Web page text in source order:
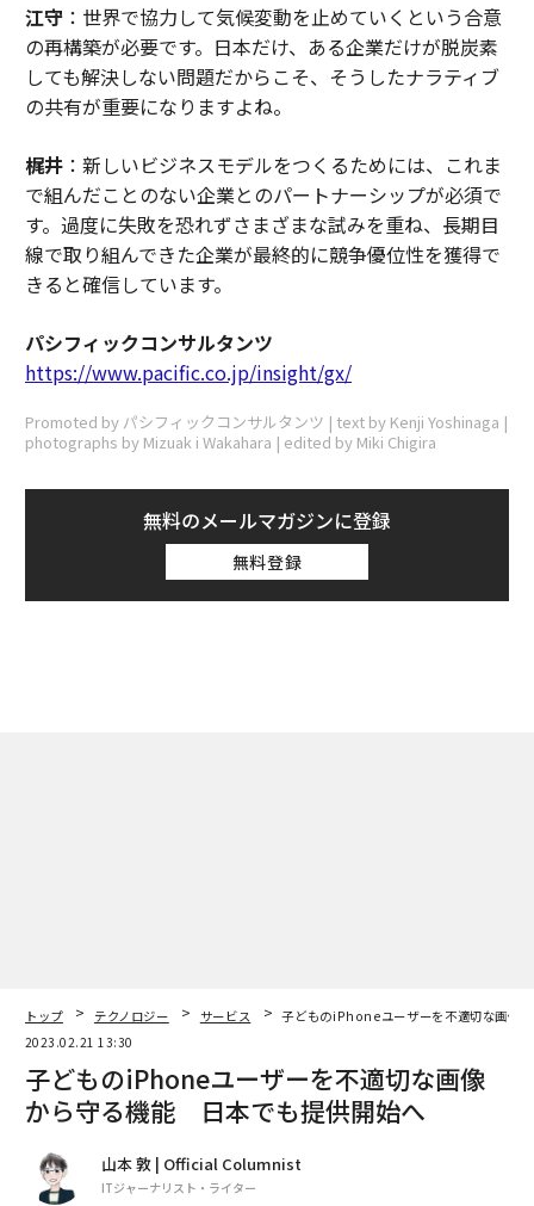
江守：世界で協力して気候変動を止めていくという合意
の再構築が必要です。日本だけ、ある企業だけが脱炭素
しても解決しない問題だからこそ、そうしたナラティブ
の共有が重要になりますよね。
梶井：新しいビジネスモデルをつくるためには、これま
で組んだことのない企業とのパートナーシップが必須で
す。過度に失敗を恐れずさまざまな試みを重ね、長期目
線で取り組んできた企業が最終的に競争優位性を獲得で
きると確信しています。
パシフィックコンサルタンツ
https://www.paciﬁc.co.jp/insight/gx/
Promoted by パシフィックコンサルタンツ | text by Kenji Yoshinaga |
photographs by Mizuak i Wakahara | edited by Miki Chigira
無料のメールマガジンに登録
無料登録
トップ テクノロジー サービス
子どものiPhoneユーザーを不適切な画像
2023.02.21 13:30
子どものiPhoneユーザーを不適切な画像
から守る機能 日本でも提供開始へ
山本 敦 | Official Columnist
ITジャーナリスト・ライター